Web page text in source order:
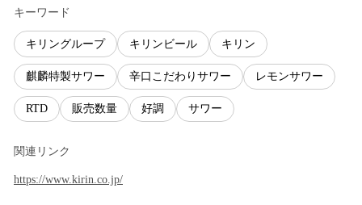
キーワード
キリングループ キリンビール キリン
麒麟特製サワー 辛口こだわりサワー レモンサワー
RTD 販売数量 好調 サワー
関連リンク
https://www.kirin.co.jp/